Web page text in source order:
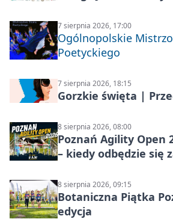
7 sierpnia 2026, 17:00
Ogólnopolskie
Poetyckiego
7 sierpnia 2026, 18:15
Gorzkie święta |
8 sierpnia 2026, 08:00
Poznań Agility Open
– kiedy odbędzie się
8 sierpnia 2026, 09:15
Botaniczna Piątka
edycja